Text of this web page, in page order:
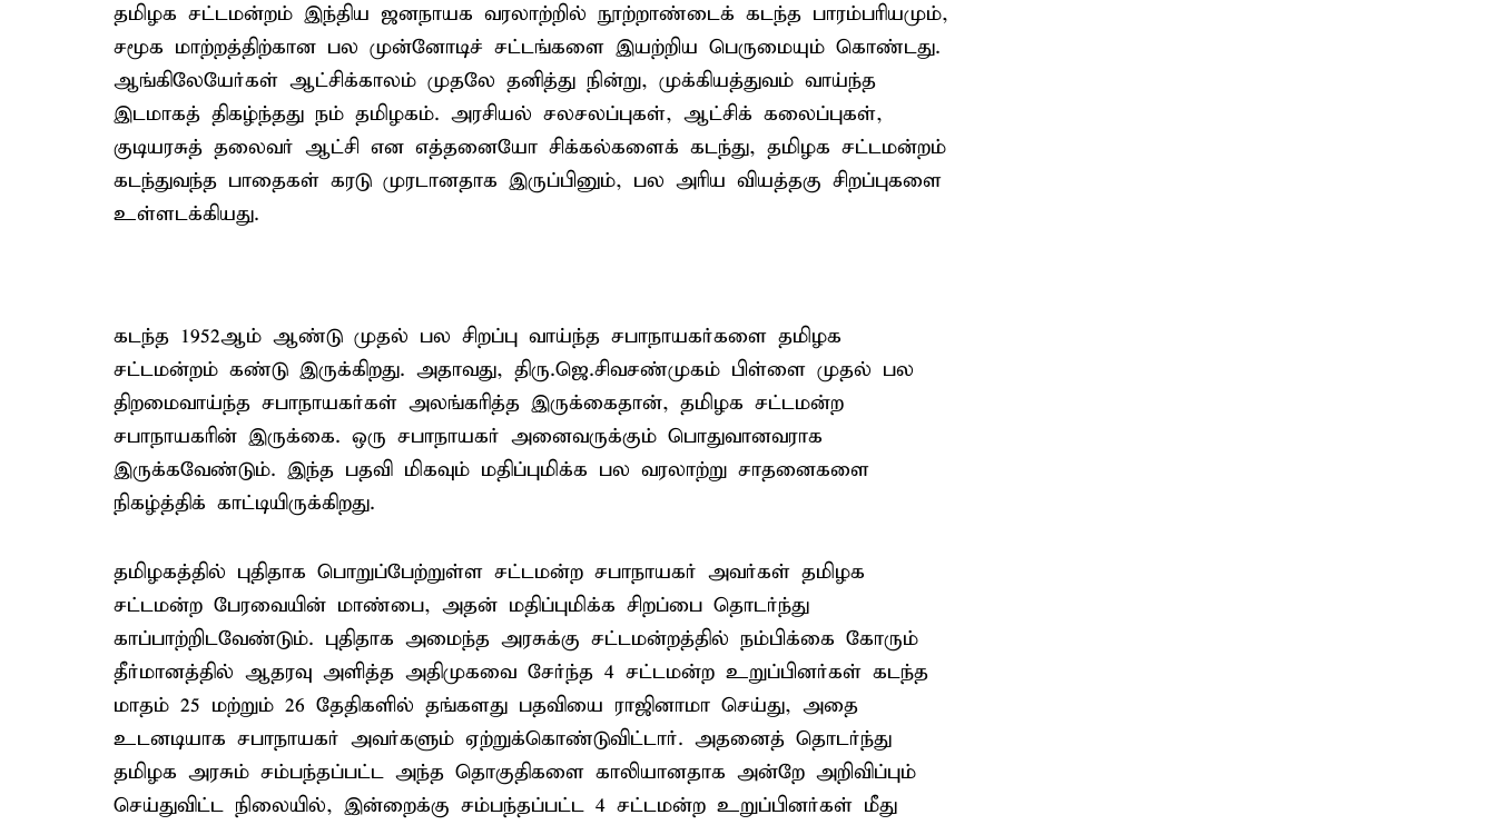
தமிழக சட்டமன்றம் இந்திய ஜனநாயக வரலாற்றில் நூற்றாண்டைக் கடந்த பாரம்பரியமும்,
சமூக மாற்றத்திற்கான பல முன்னோடிச் சட்டங்களை இயற்றிய பெருமையும் கொண்டது.
ஆங்கிலேயேர்கள் ஆட்சிக்காலம் முதலே தனித்து நின்று, முக்கியத்துவம் வாய்ந்த
இடமாகத் திகழ்ந்தது நம் தமிழகம். அரசியல் சலசலப்புகள், ஆட்சிக் கலைப்புகள்,
குடியரசுத் தலைவர் ஆட்சி என எத்தனையோ சிக்கல்களைக் கடந்து, தமிழக சட்டமன்றம்
கடந்துவந்த பாதைகள் கரடு முரடானதாக இருப்பினும், பல அரிய வியத்தகு சிறப்புகளை
உள்ளடக்கியது.
கடந்த 1952ஆம் ஆண்டு முதல் பல சிறப்பு வாய்ந்த சபாநாயகர்களை தமிழக
சட்டமன்றம் கண்டு இருக்கிறது. அதாவது, திரு.ஜெ.சிவசண்முகம் பிள்ளை முதல் பல
திறமைவாய்ந்த சபாநாயகர்கள் அலங்கரித்த இருக்கைதான், தமிழக சட்டமன்ற
சபாநாயகரின் இருக்கை. ஒரு சபாநாயகர் அனைவருக்கும் பொதுவானவராக
இருக்கவேண்டும். இந்த பதவி மிகவும் மதிப்புமிக்க பல வரலாற்று சாதனைகளை
நிகழ்த்திக் காட்டியிருக்கிறது.
தமிழகத்தில் புதிதாக பொறுப்பேற்றுள்ள சட்டமன்ற சபாநாயகர் அவர்கள் தமிழக
சட்டமன்ற பேரவையின் மாண்பை, அதன் மதிப்புமிக்க சிறப்பை தொடர்ந்து
காப்பாற்றிடவேண்டும். புதிதாக அமைந்த அரசுக்கு சட்டமன்றத்தில் நம்பிக்கை கோரும்
தீர்மானத்தில் ஆதரவு அளித்த அதிமுகவை சேர்ந்த 4 சட்டமன்ற உறுப்பினர்கள் கடந்த
மாதம் 25 மற்றும் 26 தேதிகளில் தங்களது பதவியை ராஜினாமா செய்து, அதை
உடனடியாக சபாநாயகர் அவர்களும் ஏற்றுக்கொண்டுவிட்டார். அதனைத் தொடர்ந்து
தமிழக அரசும் சம்பந்தப்பட்ட அந்த தொகுதிகளை காலியானதாக அன்றே அறிவிப்பும்
செய்துவிட்ட நிலையில், இன்றைக்கு சம்பந்தப்பட்ட 4 சட்டமன்ற உறுப்பினர்கள் மீது